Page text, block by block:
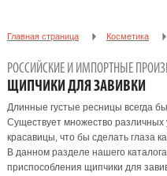
Главная страница Косметика
РОССИЙСКИЕ И ИМПОРТНЫЕ
ЩИПЧИКИ ДЛЯ ЗАВИВКИ
Длинные густые ресницы всегда
Существует множество
красавицы, что бы сделать глаза
В данном разделе нашего
приспособления щипчики для